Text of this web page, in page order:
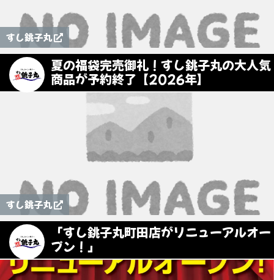
すし銚子丸
夏の福袋完売御礼！すし銚子丸の大人気
商品が予約終了【2026年】
すし銚子丸
「すし銚子丸町田店がリニューアルオー
プン！」